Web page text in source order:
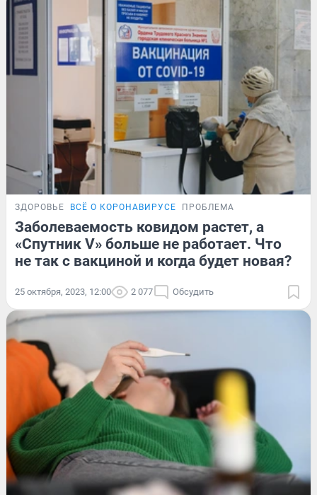
ЗДОРОВЬЕ ВСЁ О КОРОНАВИРУСЕ ПРОБЛЕМА
Заболеваемость ковидом растет, а
«Спутник V» больше не работает. Что
не так с вакциной и когда будет новая?
25 октября, 2023, 12:00 2 077 Обсудить